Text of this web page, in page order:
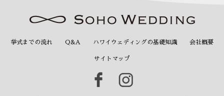
挙式までの流れ Q&A ハワイウェディングの基礎知識 会社概要
サイトマップ